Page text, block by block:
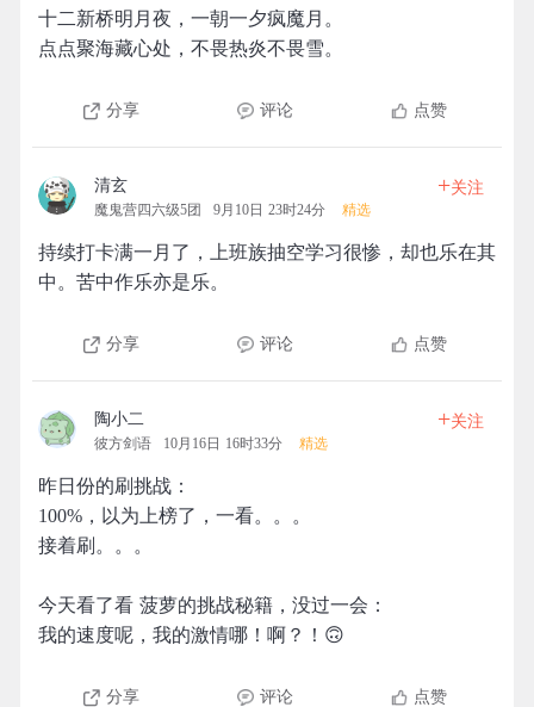
十二新桥明月夜，一朝一夕疯魔月。
点点聚海藏心处，不畏热炎不畏雪。
分享 评论 点赞
清玄
魔鬼营四六级5团 9月10日 23时24分 精选
+关注
持续打卡满一月了，上班族抽空学习很惨，却也乐在其
中。苦中作乐亦是乐。
分享 评论 点赞
陶小二
彼方剑语 10月16日 16时33分 精选
+关注
昨日份的刷挑战：
100%，以为上榜了，一看。。。
接着刷。。。
今天看了看 菠萝的挑战秘籍，没过一会：
我的速度呢，我的激情哪！啊？！🙃
分享 评论 点赞